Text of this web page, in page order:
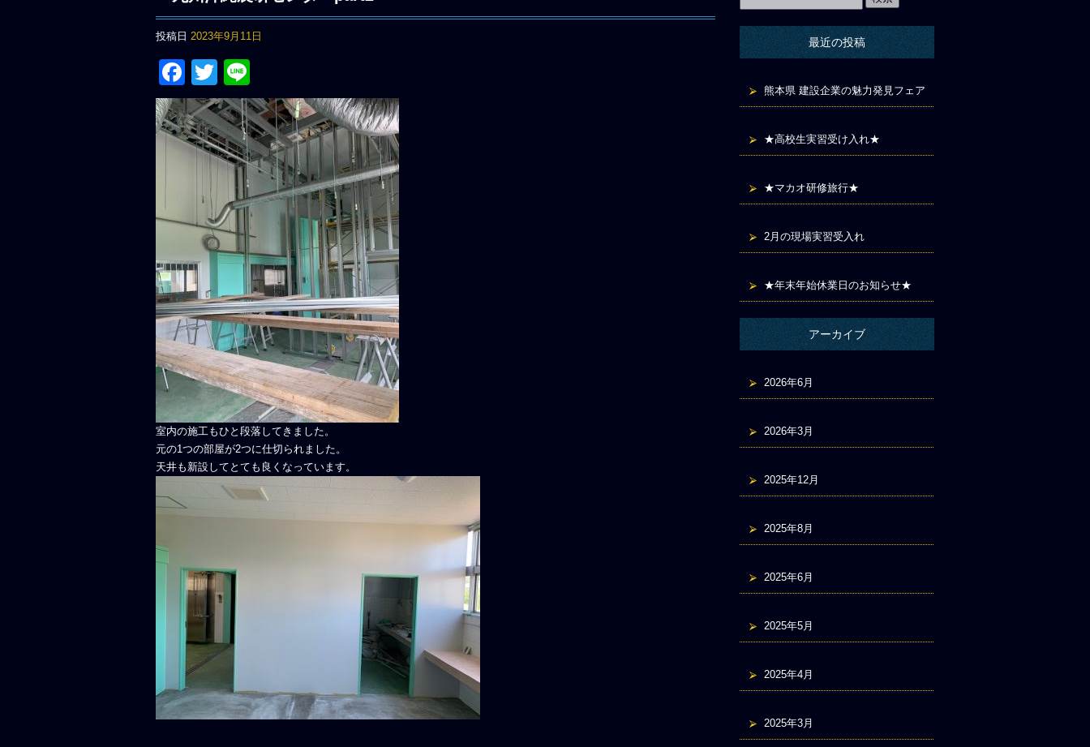
投稿日 2023年9月11日
Facebook
Twitter
室内の施工もひと段落してきました。
元の1つの部屋が2つに仕切られました。
天井も新設してとても良くなっています。
最近の投稿
熊本県 建設企業の魅力発見フェア
★高校生実習受け入れ★
★マカオ研修旅行★
2月の現場実習受入れ
★年末年始休業日のお知らせ★
アーカイブ
2026年6月
2026年3月
2025年12月
2025年8月
2025年6月
2025年5月
2025年4月
2025年3月